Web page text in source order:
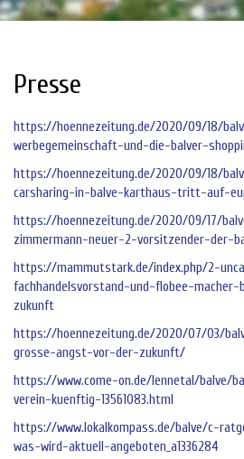
Presse
https://hoennezeitung.de/2020/09/18/
werbegemeinschaft-und-die-balver-
https://hoennezeitung.de/2020/09/18/
carsharing-in-balve-karthaus-tritt-auf-
https://hoennezeitung.de/2020/09/17/
zimmermann-neuer-2-vorsitzender-der-
https://mammutstark.de/index.php/2-
fachhandelsvorstand-und-flobee-
zukunft
https://hoennezeitung.de/2020/07/03/
grosse-angst-vor-der-zukunft/
https://www.come-on.de/lennetal/balve/
verein-kuenftig-13561083.html
https://www.lokalkompass.de/balve/c-
was-wird-aktuell-angeboten_a1336284